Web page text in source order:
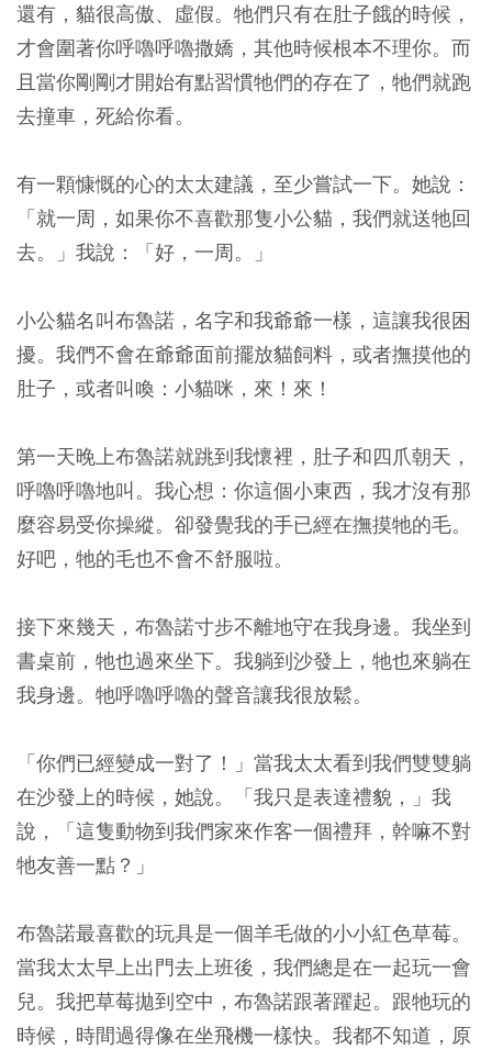
還有，貓很高傲、虛假。牠們只有在肚子餓的時候，
才會圍著你呼嚕呼嚕撒嬌，其他時候根本不理你。而
且當你剛剛才開始有點習慣牠們的存在了，牠們就跑
去撞車，死給你看。
有一顆慷慨的心的太太建議，至少嘗試一下。她說：
「就一周，如果你不喜歡那隻小公貓，我們就送牠回
去。」我說：「好，一周。」
小公貓名叫布魯諾，名字和我爺爺一樣，這讓我很困
擾。我們不會在爺爺面前擺放貓飼料，或者撫摸他的
肚子，或者叫喚：小貓咪，來！來！
第一天晚上布魯諾就跳到我懷裡，肚子和四爪朝天，
呼嚕呼嚕地叫。我心想：你這個小東西，我才沒有那
麼容易受你操縱。卻發覺我的手已經在撫摸牠的毛。
好吧，牠的毛也不會不舒服啦。
接下來幾天，布魯諾寸步不離地守在我身邊。我坐到
書桌前，牠也過來坐下。我躺到沙發上，牠也來躺在
我身邊。牠呼嚕呼嚕的聲音讓我很放鬆。
「你們已經變成一對了！」當我太太看到我們雙雙躺
在沙發上的時候，她說。「我只是表達禮貌，」我
說，「這隻動物到我們家來作客一個禮拜，幹嘛不對
牠友善一點？」
布魯諾最喜歡的玩具是一個羊毛做的小小紅色草莓。
當我太太早上出門去上班後，我們總是在一起玩一會
兒。我把草莓拋到空中，布魯諾跟著躍起。跟牠玩的
時候，時間過得像在坐飛機一樣快。我都不知道，原